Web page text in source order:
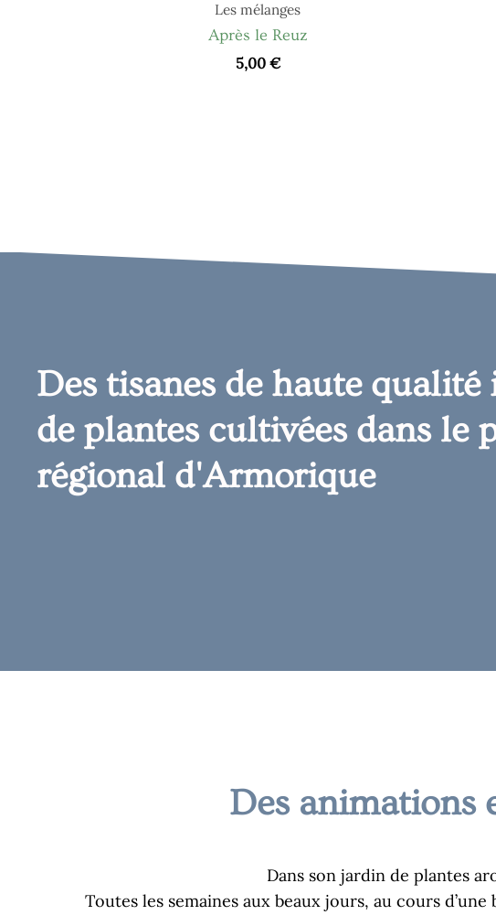
Les mélanges
Après le Reuz
5,00 €
Des tisanes de haute qualité
de plantes cultivées dans le
régional d'Armorique
Des animations
Dans son jardin de plantes
Toutes les semaines aux beaux jours, au cours